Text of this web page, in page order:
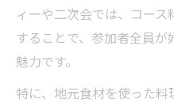
ィーや二次会では、コー
することで、参加者全員
魅力です。
特に、地元食材を使った